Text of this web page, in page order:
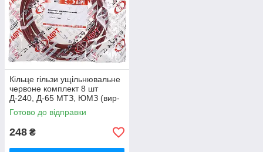
Кільце гільзи ущільнювальне
червоне комплект 8 шт
Д-240, Д-65 МТЗ, ЮМЗ (вир-
во ПХТ Україна) 50-1002022 /
50-1002022-А
Готово до відправки
248 ₴